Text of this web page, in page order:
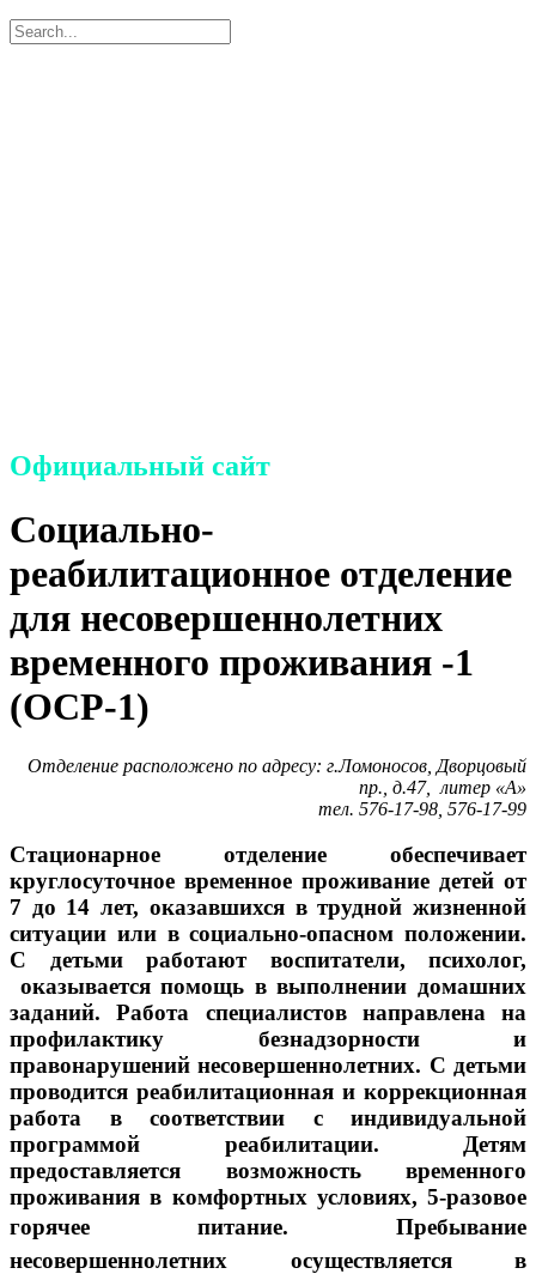
Search
for:
Официальный сайт
Социально-
реабилитационное отделение
для несовершеннолетних
временного проживания -1
(ОСР-1)
Отделение расположено по адресу: г.Ломоносов, Дворцовый
пр., д.47, литер «А»
тел. 576-17-98, 576-17-99
Стационарное отделение обеспечивает
круглосуточное временное проживание детей от
7 до 14 лет, оказавшихся в трудной жизненной
ситуации или в социально-опасном положении.
С детьми работают воспитатели, психолог,
оказывается помощь в выполнении домашних
заданий. Работа специалистов направлена на
профилактику безнадзорности и
правонарушений несовершеннолетних. С детьми
проводится реабилитационная и коррекционная
работа в соответствии с индивидуальной
программой реабилитации. Детям
предоставляется возможность временного
проживания в комфортных условиях, 5-разовое
горячее питание. Пребывание
несовершеннолетних осуществляется в